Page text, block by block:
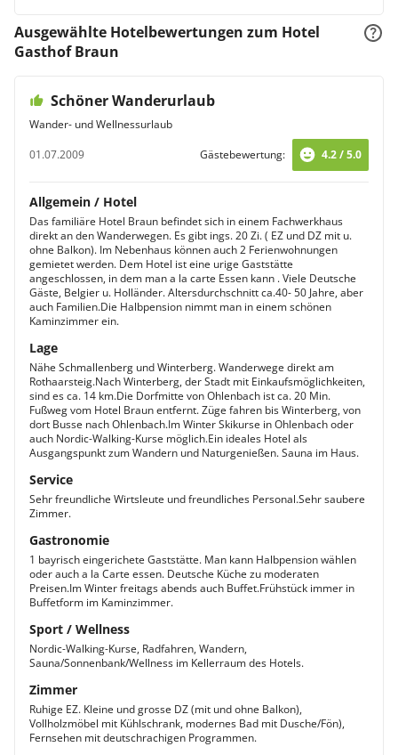
Ausgewählte Hotelbewertungen zum Hotel
Gasthof Braun
Schöner Wanderurlaub
Wander- und Wellnessurlaub
01.07.2009
Gästebewertung: 4.2 / 5.0
Allgemein / Hotel
Das familiäre Hotel Braun befindet sich in einem Fachwerkhaus
direkt an den Wanderwegen. Es gibt ings. 20 Zi. ( EZ und DZ mit u.
ohne Balkon). Im Nebenhaus können auch 2 Ferienwohnungen
gemietet werden. Dem Hotel ist eine urige Gaststätte
angeschlossen, in dem man a la carte Essen kann . Viele Deutsche
Gäste, Belgier u. Holländer. Altersdurchschnitt ca.40- 50 Jahre, aber
auch Familien.Die Halbpension nimmt man in einem schönen
Kaminzimmer ein.
Lage
Nähe Schmallenberg und Winterberg. Wanderwege direkt am
Rothaarsteig.Nach Winterberg, der Stadt mit Einkaufsmöglichkeiten,
sind es ca. 14 km.Die Dorfmitte von Ohlenbach ist ca. 20 Min.
Fußweg vom Hotel Braun entfernt. Züge fahren bis Winterberg, von
dort Busse nach Ohlenbach.Im Winter Skikurse in Ohlenbach oder
auch Nordic-Walking-Kurse möglich.Ein ideales Hotel als
Ausgangspunkt zum Wandern und Naturgenießen. Sauna im Haus.
Service
Sehr freundliche Wirtsleute und freundliches Personal.Sehr saubere
Zimmer.
Gastronomie
1 bayrisch eingerichete Gaststätte. Man kann Halbpension wählen
oder auch a la Carte essen. Deutsche Küche zu moderaten
Preisen.Im Winter freitags abends auch Buffet.Frühstück immer in
Buffetform im Kaminzimmer.
Sport / Wellness
Nordic-Walking-Kurse, Radfahren, Wandern,
Sauna/Sonnenbank/Wellness im Kellerraum des Hotels.
Zimmer
Ruhige EZ. Kleine und grosse DZ (mit und ohne Balkon),
Vollholzmöbel mit Kühlschrank, modernes Bad mit Dusche/Fön),
Fernsehen mit deutschrachigen Programmen.